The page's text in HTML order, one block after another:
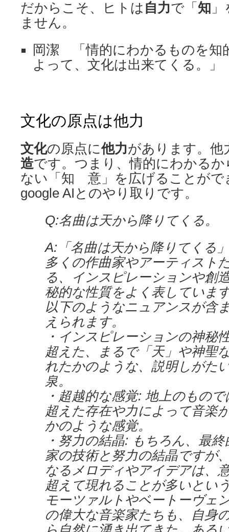
だからこそ、ヒトは 自力で「 知
ません。
岡潔 「情的にわかるものを知
よって、文化は出来てくる。」
文化の原点は他力
文化の原点に他力があります。他
造です。つまり、情的にわかる
ない「知 意」を広げることがで
google AIとのやり取りです。
Q:名曲は天から降りてくる。
A:「名曲は天から降りてくる
多くの作曲家やアーティスト
る、インスピレーションや創
秘的な性質をよく表していま
以下のようなニュアンスが含
えられます。
・インスピレーションの神秘
超えた、まるで「天」や神聖
れたかのような、説明しがた
泉。
・超越的な感覚: 地上のもの
超えた存在や力によって音楽
かのような感覚。
・努力の結晶: もちろん、最
家の技術と努力の結晶ですが
なるメロディやアイデアは、
超えて現れることが多いとい
モーツァルトやベートーヴェ
の偉大な音楽家たちも、自身